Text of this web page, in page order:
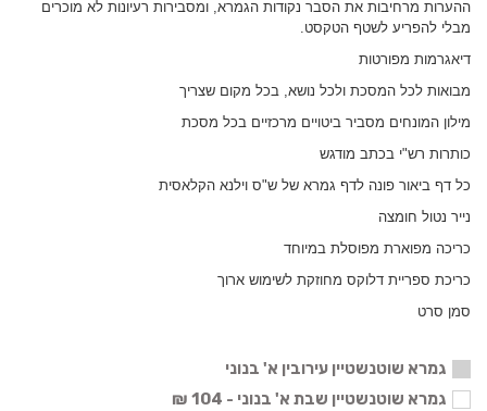
ההערות מרחיבות את הסבר נקודות הגמרא, ומסבירות רעיונות לא מוכרים
מבלי להפריע לשטף הטקסט.
דיאגרמות מפורטות
מבואות לכל המסכת ולכל נושא, בכל מקום שצריך
מילון המונחים מסביר ביטויים מרכזיים בכל מסכת
כותרות רש"י בכתב מודגש
כל דף ביאור פונה לדף גמרא של ש"ס וילנא הקלאסית
נייר נטול חומצה
כריכה מפוארת מפוסלת במיוחד
כריכת ספריית דלוקס מחוזקת לשימוש ארוך
סמן סרט
גמרא שוטנשטיין עירובין א' בנוני
גמרא שוטנשטיין שבת א' בנוני - 104 ₪